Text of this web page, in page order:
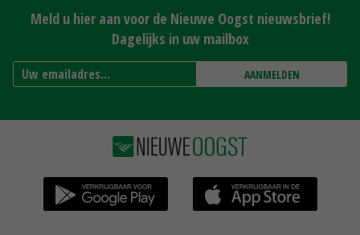
Meld u hier aan voor de Nieuwe Oogst nieuwsbrief!
Dagelijks in uw mailbox
AANMELDEN